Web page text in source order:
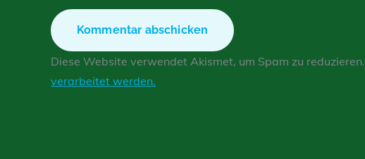
Diese Website verwendet Akismet, um Spam zu reduzieren.
verarbeitet werden.